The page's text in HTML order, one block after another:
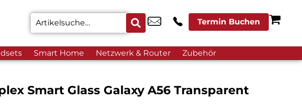
Termin Buchen
Smart Home Netzwerk & Router Zubehör
Smart Glass Galaxy A56 Transparent